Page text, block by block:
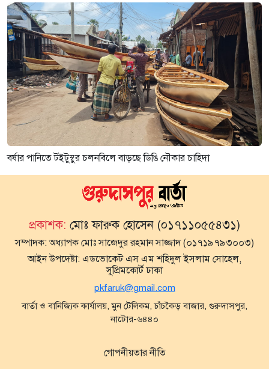
বর্ষার পানিতে টইটুম্বুর চলনবিলে বাড়ছে ডিঙি নৌকার চাহিদা
প্রকাশক: মোঃ ফারুক হোসেন (০১৭১১০৫৫৪৩১)
সম্পাদক:অধ্যাপক মোঃ সাজেদুর রহমান সাজ্জাদ (০১৭১৯৭৯৩০০৩)
আইন উপদেষ্টা: এডভোকেট এস এম শহিদুল ইসলাম সোহেল,
সুপ্রিমকোর্ট ঢাকা
pkfaruk@gmail.com
বার্তা ও বানিজ্যিক কার্যালয়, মুন টেলিকম, চাঁচকৈড় বাজার, গুরুদাসপুর,
নাটোর-৬৪৪০
গোপনীয়তার নীতি